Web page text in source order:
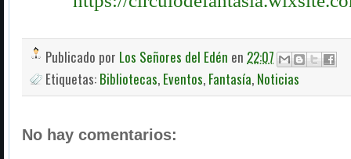
Publicado por Los Señores del Edén en 22:07
Etiquetas: Bibliotecas, Eventos, Fantasía, Noticias
No hay comentarios: